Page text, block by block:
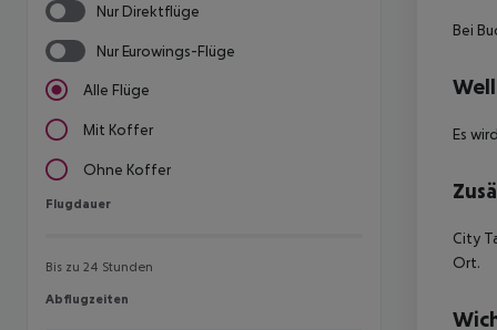
Nur Direktflüge
Nur Eurowings-Flüge
Alle Flüge
Mit Koffer
Ohne Koffer
Flugdauer
Flugdauer
Bis zu 24 Stunden
Abflugzeiten
Abflugzeiten
Bei
Es
City
Ort.